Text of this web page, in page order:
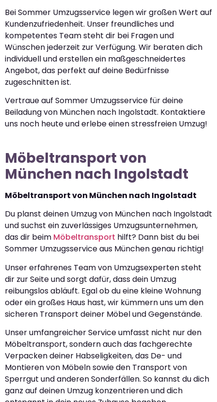
Bei Sommer Umzugsservice legen wir großen Wert auf
Kundenzufriedenheit. Unser freundliches und
kompetentes Team steht dir bei Fragen und
Wünschen jederzeit zur Verfügung. Wir beraten dich
individuell und erstellen ein maßgeschneidertes
Angebot, das perfekt auf deine Bedürfnisse
zugeschnitten ist.
Vertraue auf Sommer Umzugsservice für deine
Beiladung von München nach Ingolstadt. Kontaktiere
uns noch heute und erlebe einen stressfreien Umzug!
Möbeltransport von
München nach Ingolstadt
Möbeltransport von München nach Ingolstadt
Du planst deinen Umzug von München nach Ingolstadt
und suchst ein zuverlässiges Umzugsunternehmen,
das dir beim Möbeltransport hilft? Dann bist du bei
Sommer Umzugsservice aus München genau richtig!
Unser erfahrenes Team von Umzugsexperten steht
dir zur Seite und sorgt dafür, dass dein Umzug
reibungslos abläuft. Egal ob du eine kleine Wohnung
oder ein großes Haus hast, wir kümmern uns um den
sicheren Transport deiner Möbel und Gegenstände.
Unser umfangreicher Service umfasst nicht nur den
Möbeltransport, sondern auch das fachgerechte
Verpacken deiner Habseligkeiten, das De- und
Montieren von Möbeln sowie den Transport von
Sperrgut und anderen Sonderfällen. So kannst du dich
ganz auf deinen Umzug konzentrieren und dich